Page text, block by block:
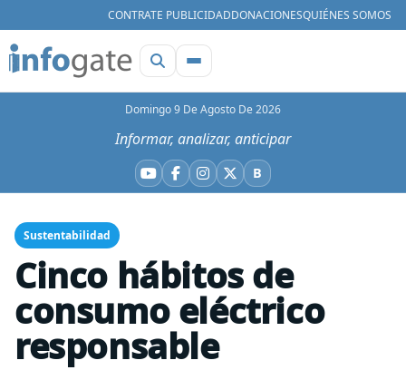
CONTRATE PUBLICIDADDONACIONESQUIÉNES SOMOS
Domingo 9 De Agosto De 2026
Informar, analizar, anticipar
YouTube
Facebook
Instagram
X BBluesky
Sustentabilidad
Cinco hábitos de
consumo eléctrico
responsable